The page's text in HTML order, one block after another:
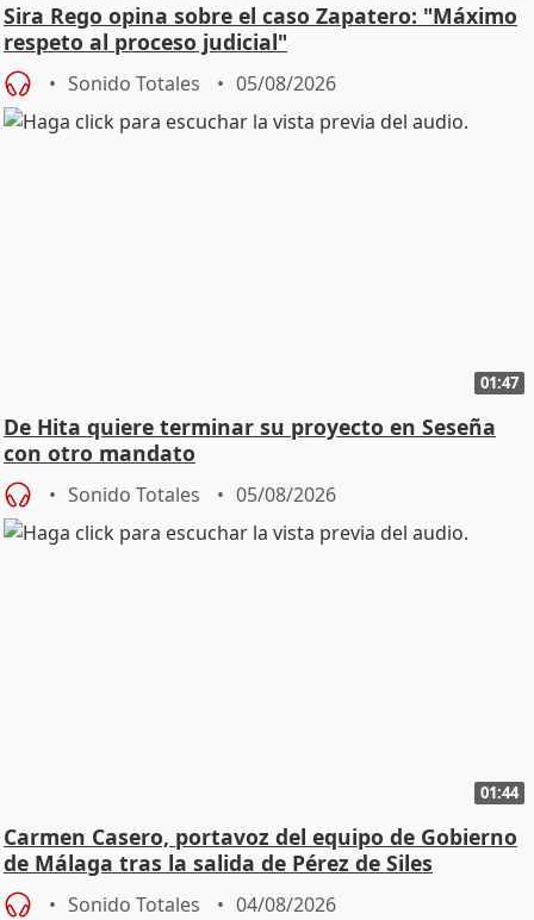
Sira Rego opina sobre el caso Zapatero: "Máximo
respeto al proceso judicial"
Sonido Totales 05/08/2026
01:47
De Hita quiere terminar su proyecto en Seseña
con otro mandato
Sonido Totales 05/08/2026
01:44
Carmen Casero, portavoz del equipo de Gobierno
de Málaga tras la salida de Pérez de Siles
Sonido Totales 04/08/2026